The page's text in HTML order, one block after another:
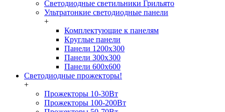
Светодиодные светильники Грильято
Ультратонкие светодиодные панели
+
Комплектующие к панелям
Круглые панели
Панели 1200х300
Панели 300х300
Панели 600х600
Светодиодные прожекторы!
+
Прожекторы 10-30Вт
Прожекторы 100-200Вт